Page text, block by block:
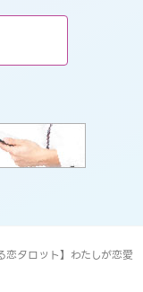
恋タロット】わたしが恋愛